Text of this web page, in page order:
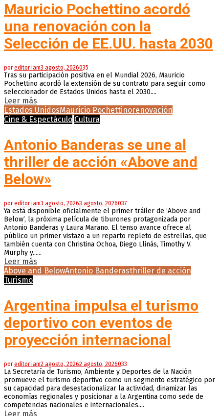
Mauricio Pochettino acordó
una renovación con la
Selección de EE.UU. hasta 2030
poreditor iam3 agosto, 2026035
Tras su participación positiva en el Mundial 2026, Mauricio
Pochettino acordó la extensión de su contrato para seguir como
seleccionador de Estados Unidos hasta el 2030....
Leer más
Estados UnidosMauricio Pochettinorenovación
Cine & Espectáculo Cultura
Antonio Banderas se une al
thriller de acción «Above and
Below»
poreditor iam3 agosto, 20263 agosto, 2026037
Ya está disponible oficialmente el primer tráiler de ‘Above and
Below’, la próxima película de tiburones protagonizada por
Antonio Banderas y Laura Marano. El tenso avance ofrece al
público un primer vistazo a un reparto repleto de estrellas, que
también cuenta con Christina Ochoa, Diego Llinás, Timothy V.
Murphy y......
Leer más
Above and BelowAntonio Banderasthriller de acción
Turismo
Argentina impulsa el turismo
deportivo con eventos de
proyección internacional
poreditor iam2 agosto, 20262 agosto, 2026033
La Secretaría de Turismo, Ambiente y Deportes de la Nación
promueve el turismo deportivo como un segmento estratégico por
su capacidad para desestacionalizar la actividad, dinamizar las
economías regionales y posicionar a la Argentina como sede de
competencias nacionales e internacionales....
Leer más